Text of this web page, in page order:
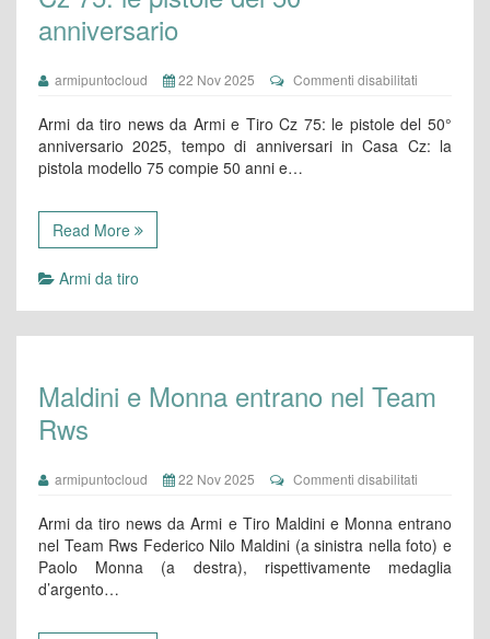
anniversario
armipuntocloud 22 Nov 2025 Commenti disabilitati
le
pistole
Armi da tiro news da Armi e Tiro Cz 75: le pistole del 50°
anniversario 2025, tempo di anniversari in Casa Cz: la
pistola modello 75 compie 50 anni e…
Read More
Armi da tiro
Maldini e Monna entrano nel Team
Rws
armipuntocloud 22 Nov 2025 Commenti disabilitati
Monna
entrano
nel
Armi da tiro news da Armi e Tiro Maldini e Monna entrano
nel Team Rws Federico Nilo Maldini (a sinistra nella foto) e
Paolo Monna (a destra), rispettivamente medaglia
d’argento…